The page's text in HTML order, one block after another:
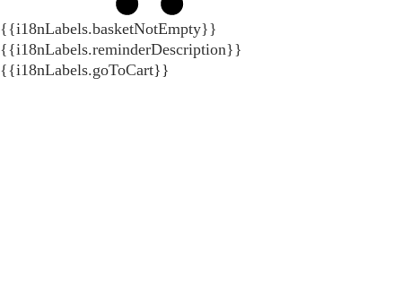
{{i18nLabels.basketNotEmpty}}
{{i18nLabels.reminderDescription}}
{{i18nLabels.goToCart}}